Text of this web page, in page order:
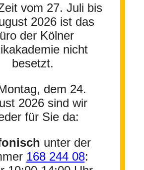
vom 27. Juli bis
2026 ist das
der Kölner
nicht
besetzt.
dem 24.
2026 sind wir
für Sie da:
unter der
168 244 08: